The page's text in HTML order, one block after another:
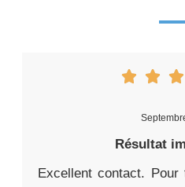
Résultat
Excellent contact.